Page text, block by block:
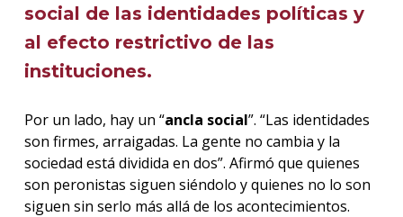
social de las identidades políticas y
al efecto restrictivo de las
instituciones.
Por un lado, hay un “ancla social”. “Las identidades
son firmes, arraigadas. La gente no cambia y la
sociedad está dividida en dos”. Afirmó que quienes
son peronistas siguen siéndolo y quienes no lo son
siguen sin serlo más allá de los acontecimientos.